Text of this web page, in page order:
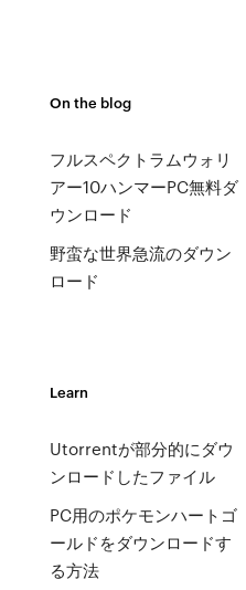
On the blog
フルスペクトラムウォリ
アー10ハンマーPC無料ダ
ウンロード
野蛮な世界急流のダウン
ロード
Learn
Utorrentが部分的にダウ
ンロードしたファイル
PC用のポケモンハートゴ
ールドをダウンロードす
る方法